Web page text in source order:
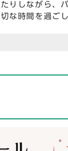
りしながら、
な時間を過ご